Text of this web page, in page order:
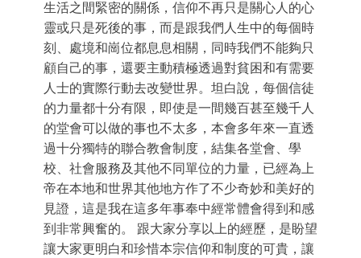
生活之間緊密的關係，信仰不再只是關心人的心
靈或只是死後的事，而是跟我們人生中的每個時
刻、處境和崗位都息息相關，同時我們不能夠只
顧自己的事，還要主動積極透過對貧困和有需要
人士的實際行動去改變世界。坦白說，每個信徒
的力量都十分有限，即使是一間幾百甚至幾千人
的堂會可以做的事也不太多，本會多年來一直透
過十分獨特的聯合教會制度，結集各堂會、學
校、社會服務及其他不同單位的力量，已經為上
帝在本地和世界其他地方作了不少奇妙和美好的
見證，這是我在這多年事奉中經常體會得到和感
到非常興奮的。 跟大家分享以上的經歷，是盼望
讓大家更明白和珍惜本宗信仰和制度的可貴，讓